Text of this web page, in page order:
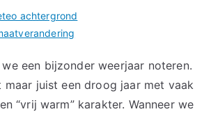
achtergrond
een bijzonder weerjaar noteren.
maar juist een droog jaar met vaak
“vrij warm” karakter. Wanneer we